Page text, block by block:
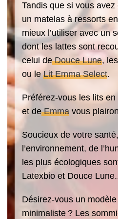
Tandis que si vous
un matelas à ressorts
mieux l’utiliser avec un
dont les lattes sont
celui deDouce Lune, les
ou leLit Emma Select.
Préférez-vous les lits
et deEmma vous
Soucieux de votre
l’environnement, de
les plus écologiques
Latexbio et Douce
Désirez-vous un
minimaliste ? Les